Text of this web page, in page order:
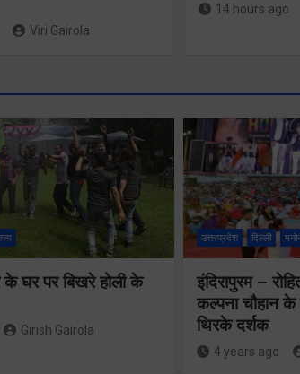
Viri Gairola
14 hours ago
घर पर बिखरे होली के
Girish Gairola
उत्तरप्रदेश दिल्ली
इंदिरापुरम –
कल्पना चौहान के
थिरके दर्शक
4 years ago
में रहें अधिकारीः
से